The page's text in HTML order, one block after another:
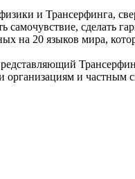
и Трансерфинга,
самочувствие,
на 20 языков мира,
и